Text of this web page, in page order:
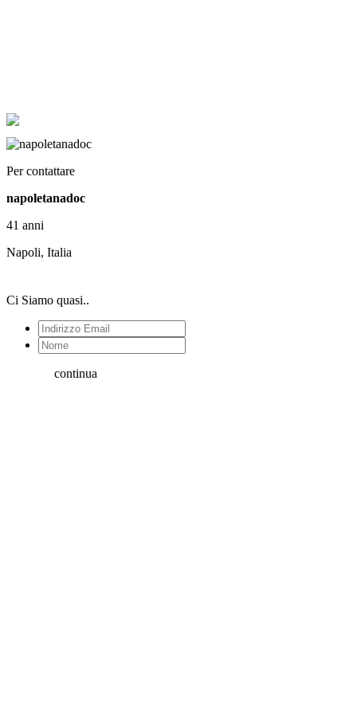
Per contattare
napoletanadoc
41 anni
Napoli, Italia
Ci Siamo quasi..
continua